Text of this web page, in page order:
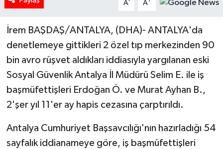
A A
İrem BAŞDAŞ/ANTALYA, (DHA)- ANTALYA'da
denetlemeye gittikleri 2 özel tıp merkezinden 90
bin avro rüşvet aldıkları iddiasıyla yargılanan eski
Sosyal Güvenlik Antalya İl Müdürü Selim E. ile iş
başmüfettişleri Erdoğan Ö. ve Murat Ayhan B.,
2'şer yıl 11'er ay hapis cezasına çarptırıldı.
Antalya Cumhuriyet Başsavcılığı'nın hazırladığı 54
sayfalık iddianameye göre, iş başmüfettişleri